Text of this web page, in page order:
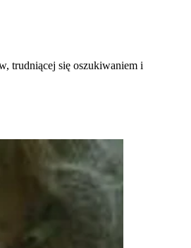
trudniącej się oszukiwaniem i